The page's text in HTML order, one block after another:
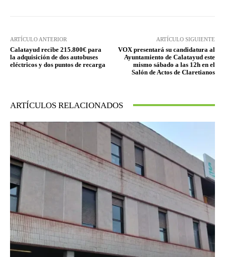
ARTÍCULO ANTERIOR
Calatayud recibe 215.800€ para
la adquisición de dos autobuses
eléctricos y dos puntos de recarga
ARTÍCULO SIGUIENTE
VOX presentará su candidatura al
Ayuntamiento de Calatayud este
mismo sábado a las 12h en el
Salón de Actos de Claretianos
ARTÍCULOS RELACIONADOS